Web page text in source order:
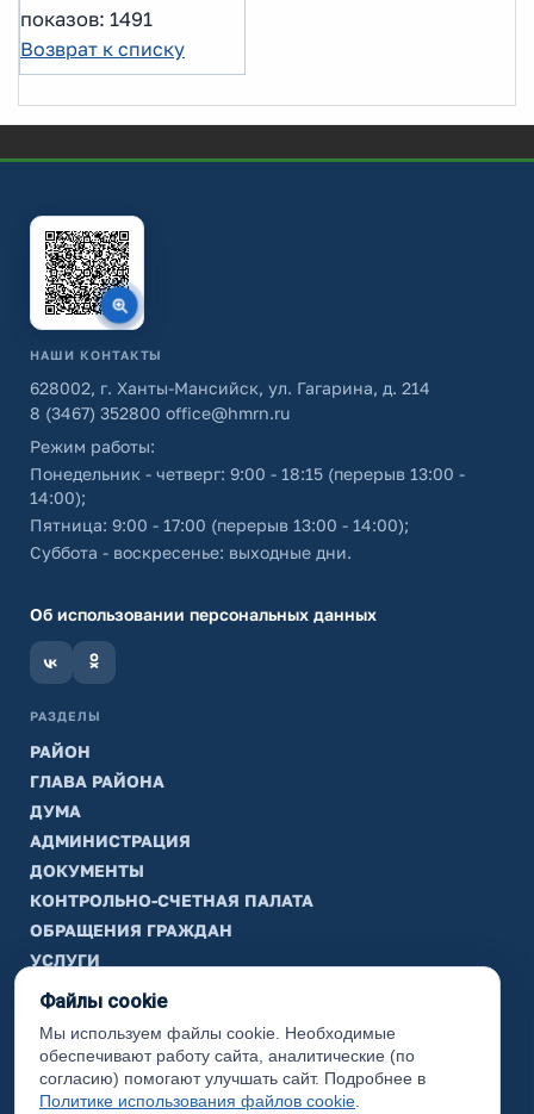
показов: 1491
Возврат к списку
НАШИ КОНТАКТЫ
628002, г. Ханты-Мансийск, ул. Гагарина, д. 214
8 (3467) 352800 office@hmrn.ru
Режим работы:
Понедельник - четверг: 9:00 - 18:15 (перерыв 13:00 -
14:00);
Пятница: 9:00 - 17:00 (перерыв 13:00 - 14:00);
Суббота - воскресенье: выходные дни.
Об использовании персональных данных
РАЗДЕЛЫ
РАЙОН
ГЛАВА РАЙОНА
ДУМА
АДМИНИСТРАЦИЯ
ДОКУМЕНТЫ
КОНТРОЛЬНО-СЧЕТНАЯ ПАЛАТА
ОБРАЩЕНИЯ ГРАЖДАН
УСЛУГИ
ТИК
ИНФОРМАЦИЯ
Законодательная карта
Карта сайта
Файлы cookie
Мы используем файлы cookie. Необходимые
обеспечивают работу сайта, аналитические (по
согласию) помогают улучшать сайт. Подробнее в
Политике использования файлов cookie